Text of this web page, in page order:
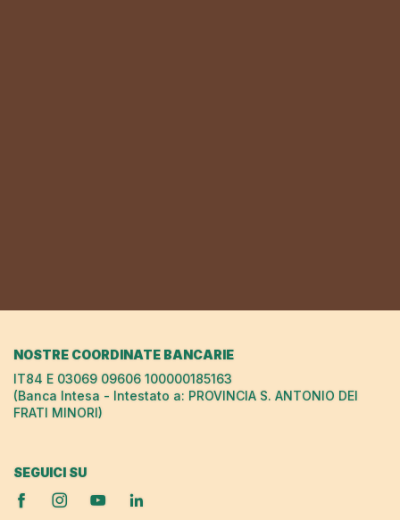
NOSTRE COORDINATE BANCARIE
IT84 E 03069 09606 100000185163
(Banca Intesa - Intestato a: PROVINCIA S. ANTONIO DEI
FRATI MINORI)
SEGUICI SU